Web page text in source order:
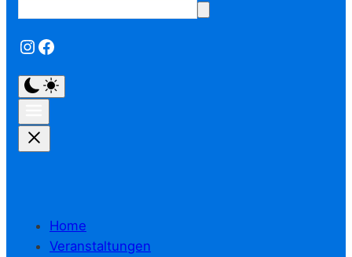
Instagram
Facebook
Home
Veranstaltungen